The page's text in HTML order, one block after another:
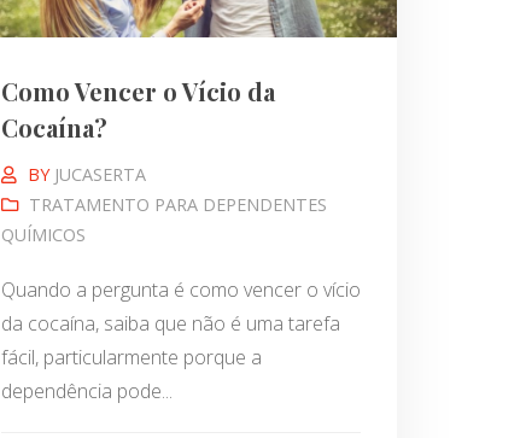
Como Vencer o Vício da
Cocaína?
BY JUCASERTA
TRATAMENTO PARA DEPENDENTES
QUÍMICOS
Quando a pergunta é como vencer o vício
da cocaína, saiba que não é uma tarefa
fácil, particularmente porque a
dependência pode...